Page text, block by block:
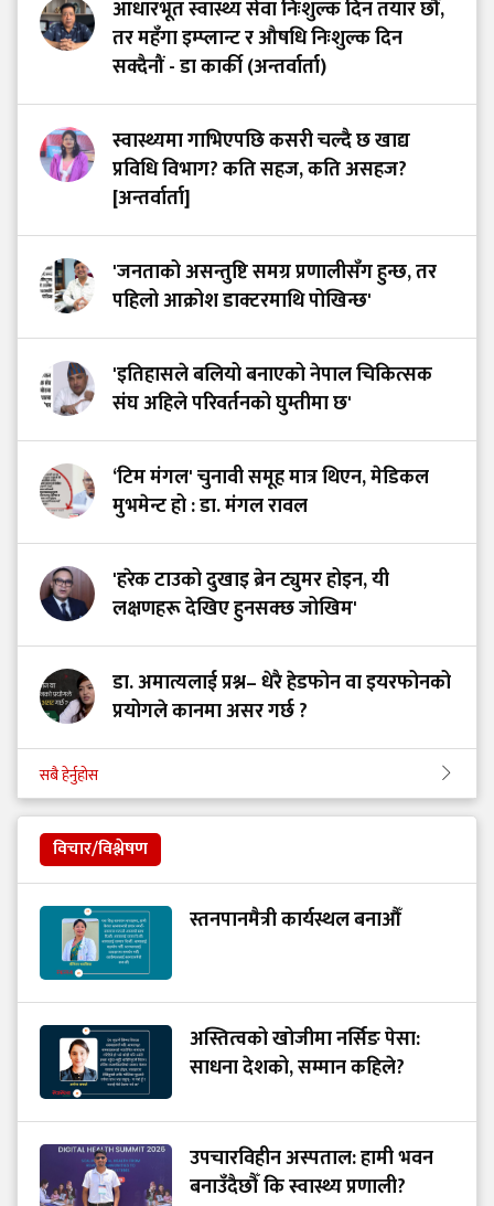
आधारभूत स्वास्थ्य सेवा निःशुल्क दिन तयार छौं,
तर महँगा इम्प्लान्ट र औषधि निःशुल्क दिन
सक्दैनौं - डा कार्की (अन्तर्वार्ता)
स्वास्थ्यमा गाभिएपछि कसरी चल्दै छ खाद्य
प्रविधि विभाग? कति सहज, कति असहज?
[अन्तर्वार्ता]
'जनताको असन्तुष्टि समग्र प्रणालीसँग हुन्छ, तर
पहिलो आक्रोश डाक्टरमाथि पोखिन्छ'
'इतिहासले बलियो बनाएको नेपाल चिकित्सक
संघ अहिले परिवर्तनको घुम्तीमा छ'
‘टिम मंगल' चुनावी समूह मात्र थिएन, मेडिकल
मुभमेन्ट हो : डा. मंगल रावल
'हरेक टाउको दुखाइ ब्रेन ट्युमर होइन, यी
लक्षणहरू देखिए हुनसक्छ जोखिम'
डा. अमात्यलाई प्रश्न– धेरै हेडफोन वा इयरफोनको
प्रयोगले कानमा असर गर्छ ?
सबै हेर्नुहोस
विचार/विश्लेषण
स्तनपानमैत्री कार्यस्थल बनाऔँ
अस्तित्वको खोजीमा नर्सिङ पेसा:
साधना देशको, सम्मान कहिले?
उपचारविहीन अस्पताल: हामी भवन
बनाउँदैछौँ कि स्वास्थ्य प्रणाली?